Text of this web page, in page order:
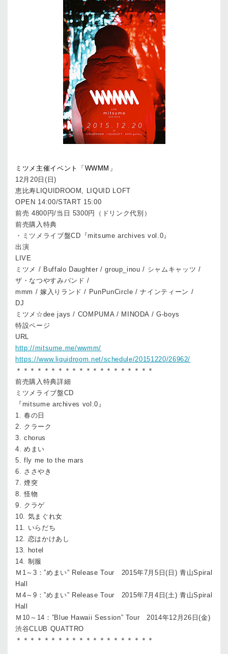
ミツメ主催イベント「WWMM」
12月20日(日)
恵比寿LIQUIDROOM, LIQUID LOFT
OPEN 14:00/START 15:00
前売 4800円/当日 5300円（ドリンク代別）
前売購入特典
・ミツメライブ盤CD『mitsume archives vol.0』
出演
LIVE
ミツメ / Buffalo Daughter / group_inou / シャムキャッツ /
ザ・なつやすみバンド /
mmm / 嫁入りランド / PunPunCircle / ナインティーン /
DJ
ミツメ☆dee jays / COMPUMA / MINODA / G-boys
特設ページ
URL
http://mitsume.me/wwmm/
https://www.liquidroom.net/schedule/20151220/26962/
＊＊＊＊＊＊＊＊＊＊＊＊＊＊＊＊＊＊＊＊
前売購入特典詳細
ミツメライブ盤CD
『mitsume archives vol.0』
1. 春の日
2. クラーク
3. chorus
4. めまい
5. fly me to the mars
6. ささやき
7. 煙突
8. 怪物
9. クラゲ
10. 気まぐれ女
11. いらだち
12. 恋はかけあし
13. hotel
14. 制服
Ｍ1～3：”めまい” Release Tour 2015年7月5日(日) 青山Spiral
Hall
Ｍ4～9：”めまい” Release Tour 2015年7月4日(土) 青山Spiral
Hall
Ｍ10～14：”Blue Hawaii Session” Tour 2014年12月26日(金)
渋谷CLUB QUATTRO
＊＊＊＊＊＊＊＊＊＊＊＊＊＊＊＊＊＊＊＊